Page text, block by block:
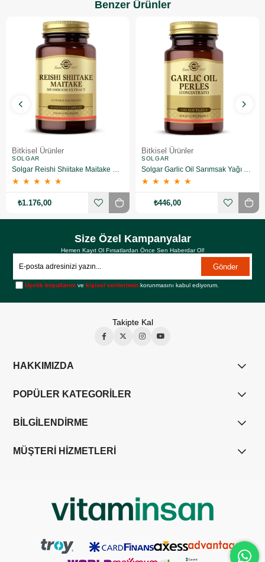
Benzer Ürünler
Bitkisel Ürünler
SOLGAR
Solgar Reishi Shiitake Maitake Mushroom Extract 50 Kapsül
★ ★ ★ ★ ★
₺1.176,00
Bitkisel Ürünler
SOLGAR
Solgar Garlic Oil Sarımsak Yağı 100 Kapsül
★ ★ ★ ★ ★
₺446,00
Size Özel Kampanyalar
Hemen Kayıt Ol Fırsatlardan Önce Sen Haberdar Ol!
Gönder
Üyelik koşullarını vekişisel verilerimin korunmasını kabul ediyorum.
Takipte Kal
HAKKIMIZDA
POPÜLER KATEGORİLER
BİLGİLENDİRME
MÜŞTERİ HİZMETLERİ